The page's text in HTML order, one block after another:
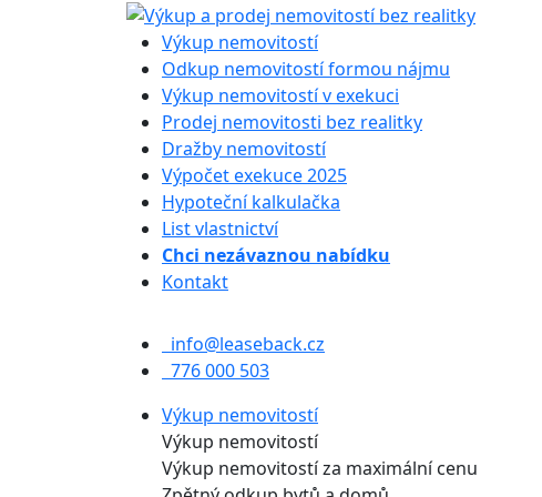
Výkup nemovitostí
Odkup nemovitostí formou nájmu
Výkup nemovitostí v exekuci
Prodej nemovitosti bez realitky
Dražby nemovitostí
Výpočet exekuce 2025
Hypoteční kalkulačka
List vlastnictví
Chci nezávaznou nabídku
Kontakt
info@leaseback.cz
776 000 503
Výkup nemovitostí
Výkup nemovitostí
Výkup nemovitostí za maximální cenu